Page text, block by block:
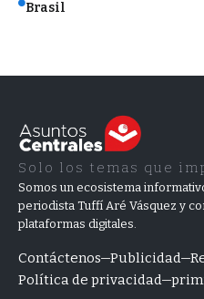
Brasil
Solo los temas que
Somos un ecosistema
periodista Tuffí Aré Vásquez y
plataformas digitales.
Contáctenos Publicidad
Política de privacidad